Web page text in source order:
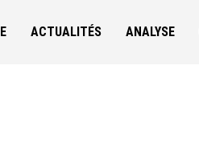
ACTUALITÉS ANALYSE